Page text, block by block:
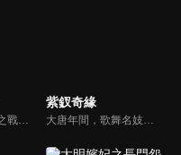
舒城在楚墨兩國之戰中落敗，並成為了墨國五皇女莫茴的魂器。失去自我意識的舒城跟隨姐姐莫茹回到墨國，面對失而復得的妹妹，莫茹欣喜又憂慮。為了保護親人和國家她棄醫從戎，甚至為了保護莫茴不惜被砍掉一條手臂，然而這一切都阻擋不了局勢的動盪不安...
紫釵奇緣
大唐年間，歌舞名妓霍小玉、風流俠客納蘭東、書香才子李益和巾幗紅顏盧靖瀾為首的風騷人物，彼此錯綜複雜的命運與感情糾葛。一場指腹為婚的誤會，造成浪漫卻無果的錯點鴛鴦，他們在階級差異與強權壓迫中勇於追求真愛，在宮廷權謀與世俗現實的拉扯中身不由己地被推向命運的叉路...